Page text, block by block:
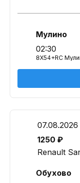
Мулино
02:30
8X54+RC
07.08.2026
1250 ₽
Renault
Обухово